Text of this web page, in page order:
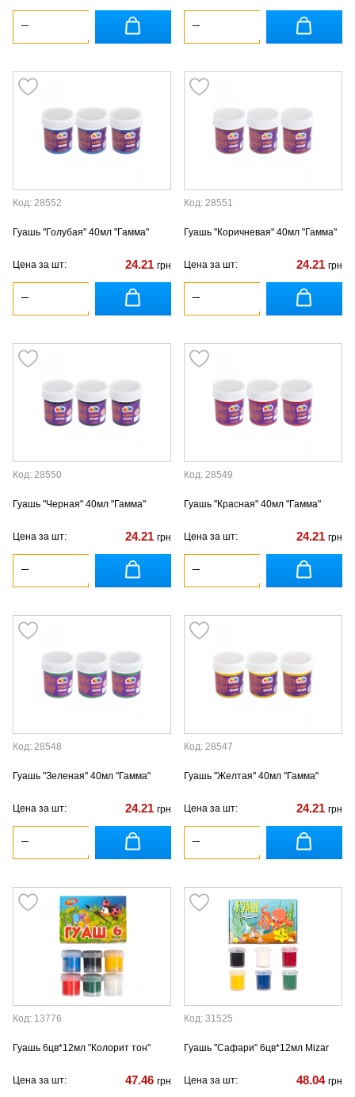
Код: 28552
Гуашь "Голубая" 40мл "Гамма"
Цена за шт: 24.21 грн
Код: 28551
Гуашь "Коричневая" 40мл "Гамма"
Цена за шт: 24.21 грн
Код: 28550
Гуашь "Черная" 40мл "Гамма"
Цена за шт: 24.21 грн
Код: 28549
Гуашь "Красная" 40мл "Гамма"
Цена за шт: 24.21 грн
Код: 28548
Гуашь "Зеленая" 40мл "Гамма"
Цена за шт: 24.21 грн
Код: 28547
Гуашь "Желтая" 40мл "Гамма"
Цена за шт: 24.21 грн
Код: 13776
Гуашь 6цв*12мл "Колорит тон"
Цена за шт: 47.46 грн
Код: 31525
Гуашь "Сафари" 6цв*12мл Mizar
Цена за шт: 48.04 грн